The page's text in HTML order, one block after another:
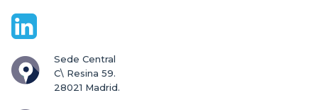
Sede Central
C\ Resina 59.
28021 Madrid.